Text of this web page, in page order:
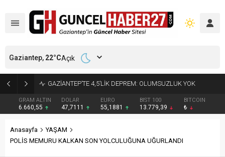
GRAM ALTIN
6.660,55
DOLAR
47,7111
EURO
55,1881
BIST 100
13.779,39
BITCOIN
₺
Gaziantep, 22°CAçık
Anasayfa
YAŞAM
POLİS MEMURU KALKAN SON YOLCULUĞUNA UĞURLANDI